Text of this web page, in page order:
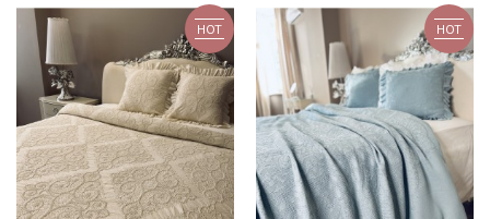
ПОКРЫВАЛА
150Х200
ПОКРЫВАЛА
150Х220
ПОКРЫВАЛА
200Х220
HOT HOT